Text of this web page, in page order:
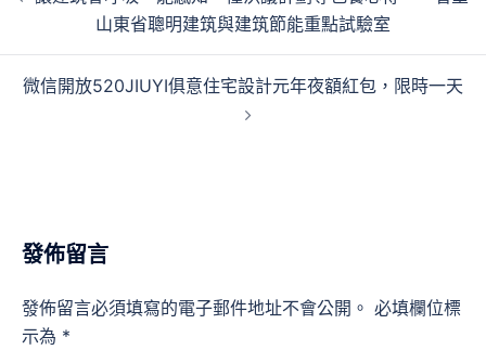
章
山東省聰明建筑與建筑節能重點試驗室
微信開放520JIUYI俱意住宅設計元年夜額紅包，限時一天
發佈留言
發佈留言必須填寫的電子郵件地址不會公開。 必填欄位標
示為 *